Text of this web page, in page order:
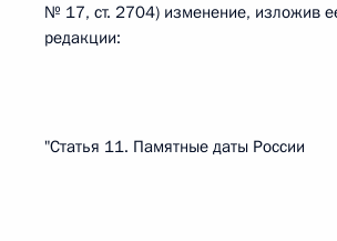
№ 17, ст. 2704) изменение, изложив
редакции:
"Статья 11. Памятные даты России